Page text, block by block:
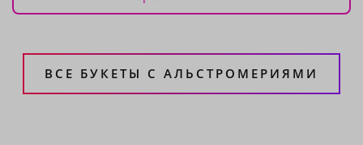
ВСЕ БУКЕТЫ С АЛЬСТРОМЕРИЯМИ